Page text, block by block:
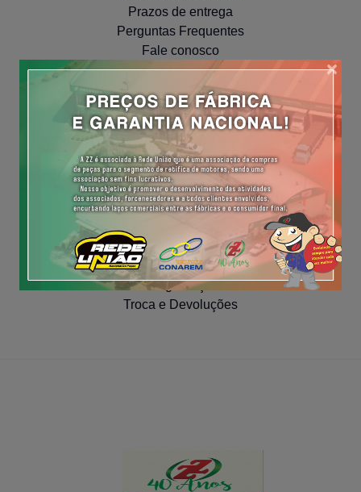
Prazos de entrega
Perguntas Frequentes
Fale conosco
Políticas de Privacidade
NAVEGUE
Meus Pedidos
Minha Conta
Cadastre-se
COMPRA SEGURA
Segurança
Troca e Devoluções
×